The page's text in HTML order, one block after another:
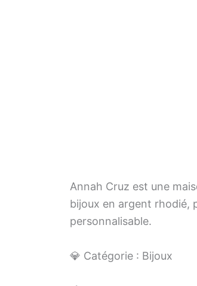
Annah Cruz est une
bijoux en argent rhodié,
personnalisable.
💎 Catégorie : Bijoux